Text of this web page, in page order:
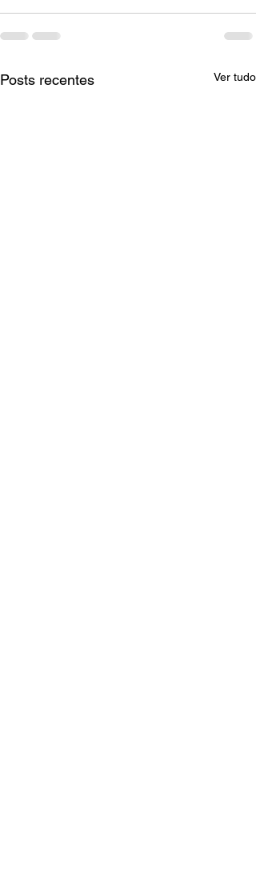
Posts recentes Ver tudo